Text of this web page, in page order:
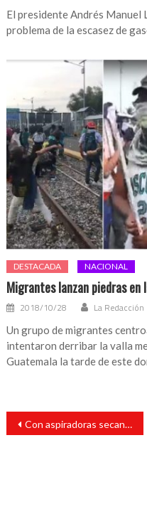
El presidente Andrés Manuel
problema de la escasez de
DESTACADA NACIONAL
Migrantes lanzan piedras
2018/10/28 La Redacción
Un grupo de migrantes
intentaron derribar la valla
Guatemala la tarde de este
Navegación
entradas
Con aspiradoras secan carros alegóricos del Carnaval de Veracruz